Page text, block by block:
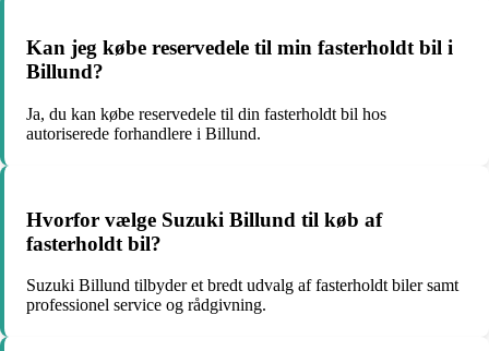
Kan jeg købe reservedele til min fasterholdt bil i
Billund?
Ja, du kan købe reservedele til din fasterholdt bil hos
autoriserede forhandlere i Billund.
Hvorfor vælge Suzuki Billund til køb af
fasterholdt bil?
Suzuki Billund tilbyder et bredt udvalg af fasterholdt biler samt
professionel service og rådgivning.